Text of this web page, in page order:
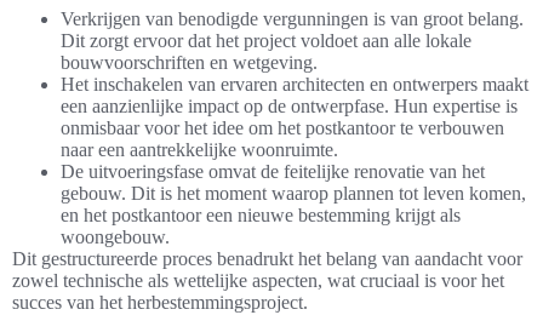
Verkrijgen van benodigde vergunningen is van groot belang.
Dit zorgt ervoor dat het project voldoet aan alle lokale
bouwvoorschriften en wetgeving.
Het inschakelen van ervaren architecten en ontwerpers maakt
een aanzienlijke impact op de ontwerpfase. Hun expertise is
onmisbaar voor het idee om het postkantoor te verbouwen
naar een aantrekkelijke woonruimte.
De uitvoeringsfase omvat de feitelijke renovatie van het
gebouw. Dit is het moment waarop plannen tot leven komen,
en het postkantoor een nieuwe bestemming krijgt als
woongebouw.
Dit gestructureerde proces benadrukt het belang van aandacht voor
zowel technische als wettelijke aspecten, wat cruciaal is voor het
succes van het herbestemmingsproject.